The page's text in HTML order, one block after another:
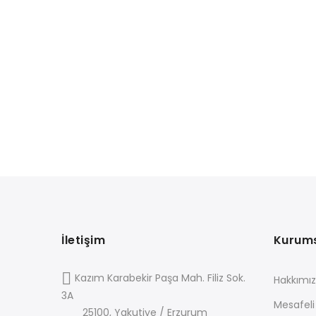
İletişim
Kazım Karabekir Paşa Mah. Filiz Sok.
3A
25100, Yakutiye / Erzurum
Mesafeli